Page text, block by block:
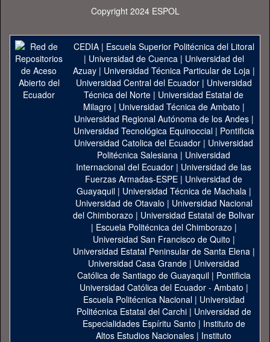
Copyright 2024 ESPOL
CEDIA| Escuela Superior Politécnica del Litoral
| Universidad de Cuenca| Universidad del
Azuay| Universidad Técnica Particular de Loja|
Universidad Central del Ecuador| Universidad
Técnica del Norte | Universidad Estatal de
Milagro | Universidad Técnica de Ambato |
Universidad Regional Autónoma de los Andes|
Universidad Tecnológica Equinoccial| Pontificia
Universidad Catolica del Ecuador | Universidad
Politécnica Salesiana | Universidad
Internacional del Ecuador | Universidad de las
Fuerzas Armadas-ESPE | Universidad de
Guayaquil| Universidad Técnica de Machala|
Universidad de Otavalo | Universidad Nacional
del Chimborazo | Universidad Estatal de Bolivar
| Escuela Politécnica del Chimborazo |
Universidad San Francisco de Quito |
Universidad Estatal Peninsular de Santa Elena|
Universidad Casa Grande | Universidad
Católica de Santiago de Guayaquil| Pontificia
Universidad Católica del Ecuador - Ambato |
Escuela Politécnica Nacional| Universidad
Politécnica Estatal del Carchi| Universidad de
Especialidades Espíritu Santo | Instituto de
Altos Estudios Nacionales | Instituto